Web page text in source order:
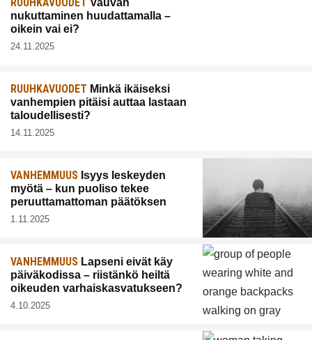
nukuttaminen huudattamalla –
oikein vai ei?
24.11.2025
RUUHKAVUODET Minkä ikäiseksi
vanhempien pitäisi auttaa lastaan
taloudellisesti?
14.11.2025
VANHEMMUUS Isyys leskeyden
myötä – kun puoliso tekee
peruuttamattoman päätöksen
1.11.2025
VANHEMMUUS Lapseni eivät käy
päiväkodissa – riistänkö heiltä
oikeuden varhaiskasvatukseen?
4.10.2025